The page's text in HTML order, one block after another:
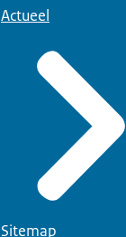
Actueel
Sitemap